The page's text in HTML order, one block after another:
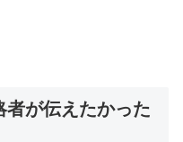
者が伝えたかった